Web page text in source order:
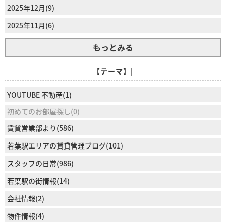
2025年12月(9)
2025年11月(6)
もっとみる
【テーマ】|
YOUTUBE 不動産(1)
初めてのお部屋探し(0)
賃貸営業部より(586)
若葉駅エリアの賃貸管理ブログ(101)
スタッフの日常(986)
若葉駅の街情報(14)
会社情報(2)
物件情報(4)